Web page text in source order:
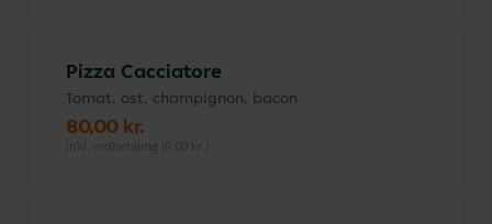
Pizza Cacciatore
Tomat, ost, champignon, bacon
80,00 kr.
inkl. indbetaling (0,00 kr.)